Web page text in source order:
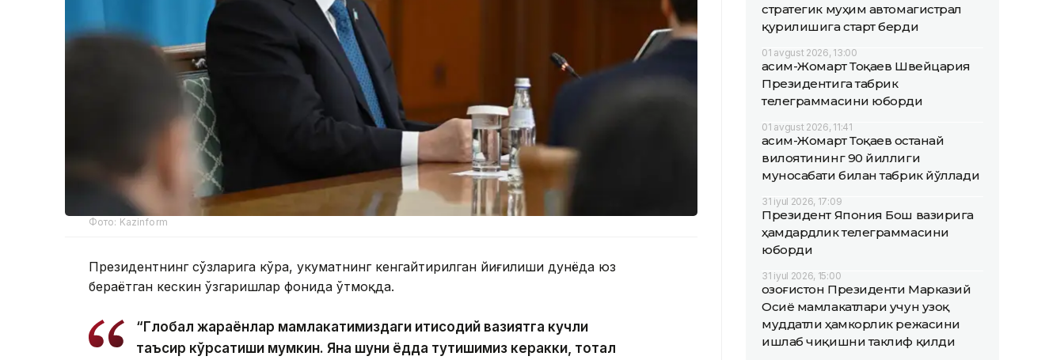
Фото: Kazinform
Президентнинг сўзларига кўра, Ҳукуматнинг кенгайтирилган йиғилиши дунёда юз
бераётган кескин ўзгаришлар фонида ўтмоқда.
“Глобал жараёнлар мамлакатимиздаги иқтисодий вазиятга кучли
таъсир кўрсатиши мумкин. Яна шуни ёдда тутишимиз керакки, тотал
стратегик муҳим автомагистрал
қурилишига старт берди
01 avgust 2026, 13:00
Қасим-Жомарт Тоқаев Швейцария
Президентига табрик
телеграммасини юборди
01 avgust 2026, 11:41
Қасим-Жомарт Тоқаев Қостанай
вилоятининг 90 йиллиги
муносабати билан табрик йўллади
31 iyul 2026, 17:09
Президент Япония Бош вазирига
ҳамдардлик телеграммасини
юборди
31 iyul 2026, 15:00
Қозоғистон Президенти Марказий
Осиё мамлакатлари учун узоқ
муддатли ҳамкорлик режасини
ишлаб чиқишни таклиф қилди